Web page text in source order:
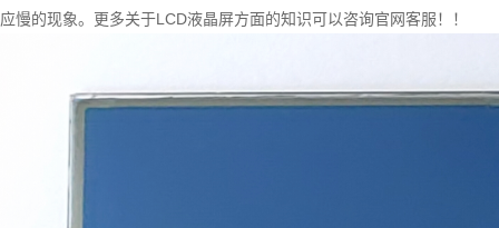
应慢的现象。更多关于LCD液晶屏方面的知识可以咨询官网客服！！